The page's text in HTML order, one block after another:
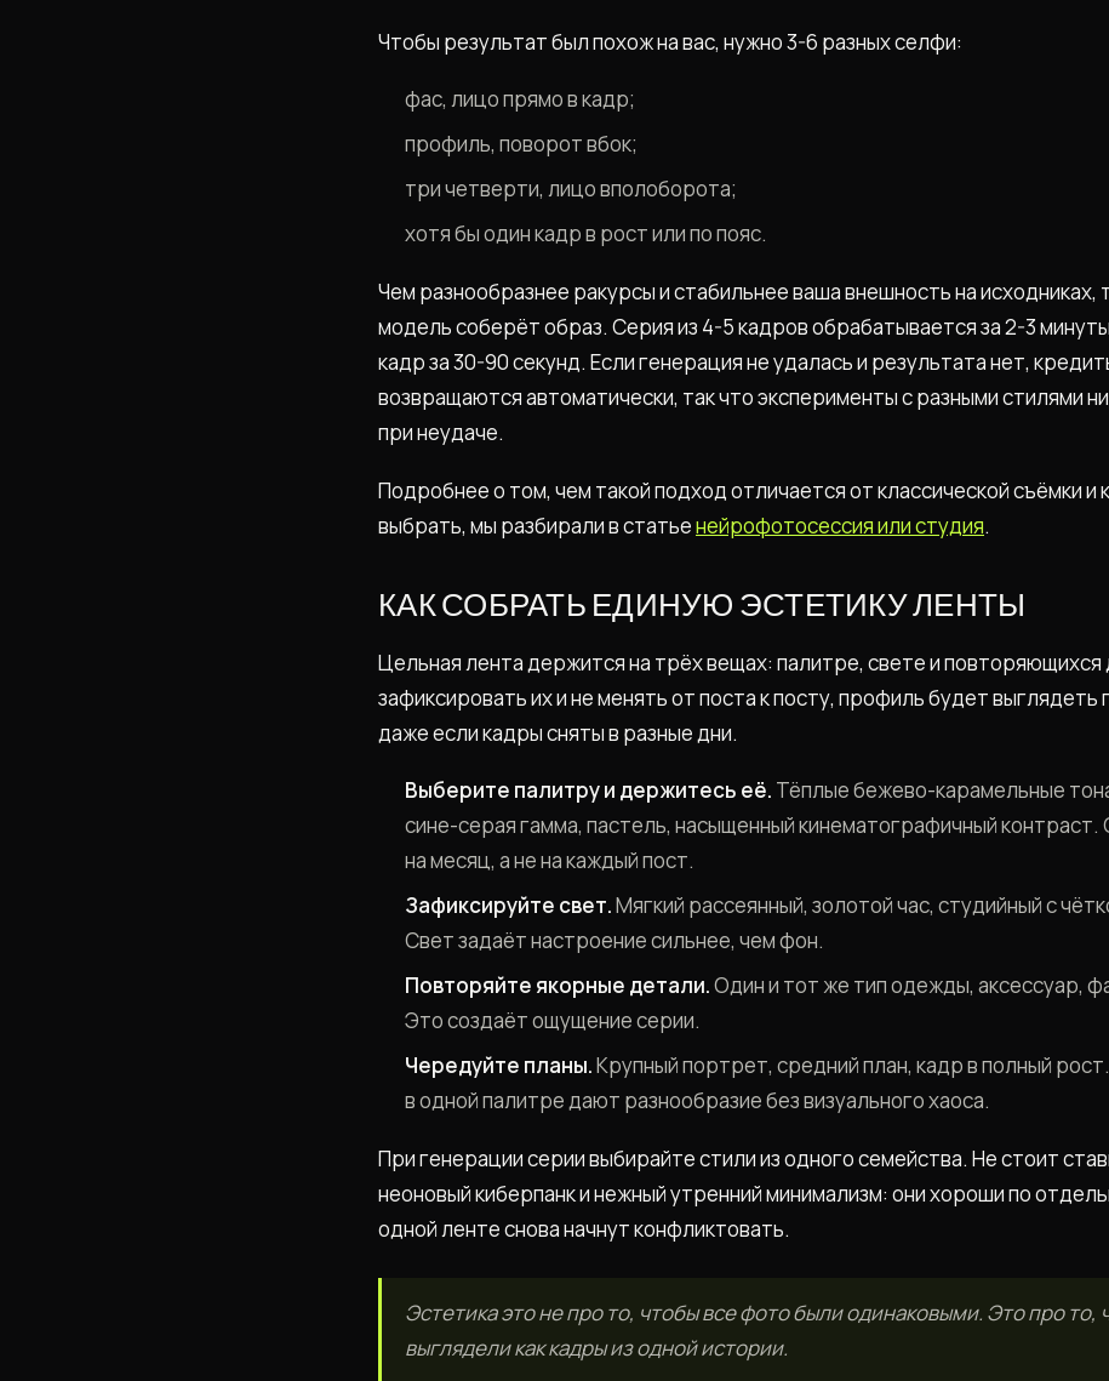
Чтобы результат был похож на вас, нужно 3-6 разных селфи:
фас, лицо прямо в кадр;
профиль, поворот вбок;
три четверти, лицо вполоборота;
хотя бы один кадр в рост или по пояс.
Чем разнообразнее ракурсы и стабильнее ваша внешность на исходниках,
модель соберёт образ. Серия из 4-5 кадров обрабатывается за 2-3
кадр за 30-90 секунд. Если генерация не удалась и результата нет,
возвращаются автоматически, так что эксперименты с разными стилями
при неудаче.
Подробнее о том, чем такой подход отличается от классической съёмки и
выбрать, мы разбирали в статьенейрофотосессия или студия.
КАК СОБРАТЬ ЕДИНУЮ ЭСТЕТИКУ ЛЕНТЫ
Цельная лента держится на трёх вещах: палитре, свете и повторяющихся
зафиксировать их и не менять от поста к посту, профиль будет
даже если кадры сняты в разные дни.
Выберите палитру и держитесь её. Тёплые бежево-карамельные
сине-серая гамма, пастель, насыщенный кинематографичный контраст.
на месяц, а не на каждый пост.
Зафиксируйте свет.Мягкий рассеянный, золотой час, студийный с
Свет задаёт настроение сильнее, чем фон.
Повторяйте якорные детали.Один и тот же тип одежды, аксессуар,
Это создаёт ощущение серии.
Чередуйте планы.Крупный портрет, средний план, кадр в полный
в одной палитре дают разнообразие без визуального хаоса.
При генерации серии выбирайте стили из одного семейства. Не стоит
неоновый киберпанк и нежный утренний минимализм: они хороши по
одной ленте снова начнут конфликтовать.
Эстетика это не про то, чтобы все фото были одинаковыми. Это про то,
выглядели как кадры из одной истории.